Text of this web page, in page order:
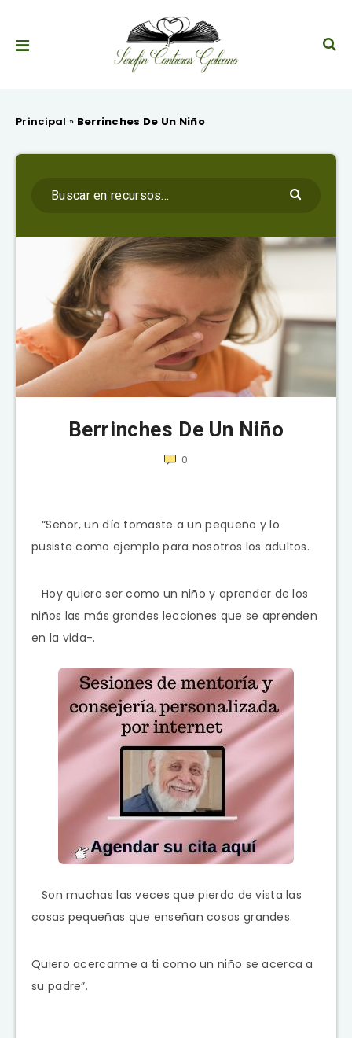
Principal » Berrinches De Un Niño
Berrinches De Un Niño
0
“Señor, un día tomaste a un pequeño y lo
pusiste como ejemplo para nosotros los adultos.
Hoy quiero ser como un niño y aprender de los
niños las más grandes lecciones que se aprenden
en la vida-.
Son muchas las veces que pierdo de vista las
cosas pequeñas que enseñan cosas grandes.
Quiero acercarme a ti como un niño se acerca a
su padre”.